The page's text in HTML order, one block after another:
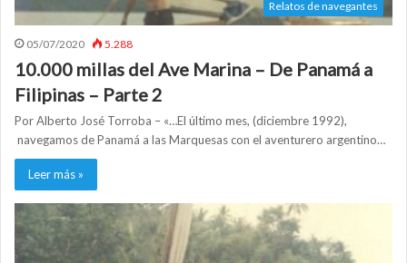
Relatos de navegantes
05/07/2020 5.288
10.000 millas del Ave Marina – De Panamá a
Filipinas – Parte 2
Por Alberto José Torroba – «…El último mes, (diciembre 1992),
navegamos de Panamá a las Marquesas con el aventurero argentino…
Leer más »